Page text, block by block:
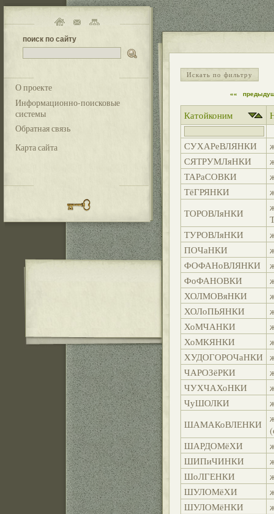
поиск по сайту
О проекте
Информационно-поисковые
системы
Обратная связь
Карта сайта
Искать по фильтру
««
Катойконим
СУХАРеВЛЯНКИ
СЯТРУМЛяНКИ
ТАРаСОВКИ
ТёГРЯНКИ
ТОРОВЛяНКИ
ТУРОВЛяНКИ
ПОЧаНКИ
ФОФАНоВЛЯНКИ
ФоФАНОВКИ
ХОЛМОВяНКИ
ХОЛоПЬЯНКИ
ХоМЧАНКИ
ХоМКЯНКИ
ХУДОГОРОЧаНКИ
ЧАРОЗёРКИ
ЧУХЧАХоНКИ
ЧуШОЛКИ
ШАМАКоВЛЕНКИ
ШАРДОМёХИ
ШИПиЧИНКИ
ШоЛГЕНКИ
ШУЛОМёХИ
ШУЛОМёНКИ